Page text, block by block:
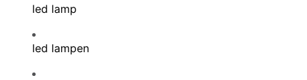
led lamp
led lampen